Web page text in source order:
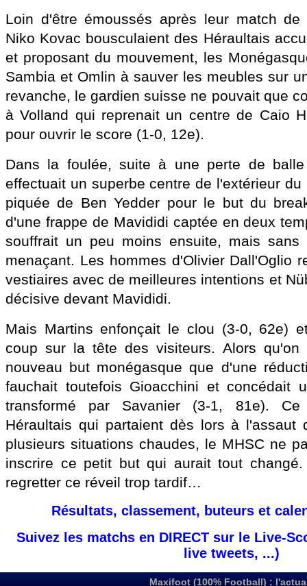
Loin d'être émoussés après leur match
Niko Kovac bousculaient des Héraultais
et proposant du mouvement, les
Sambia et Omlin à sauver les meubles sur
revanche, le gardien suisse ne pouvait que
à Volland qui reprenait un centre de Caio
pour ouvrir le score (1-0, 12e).
Dans la foulée, suite à une perte de
effectuait un superbe centre de l'extérieur
piquée de Ben Yedder pour le but du
d'une frappe de Mavididi captée en deux
souffrait un peu moins ensuite, mais sans
menaçant. Les hommes d'Olivier Dall'Oglio
vestiaires avec de meilleures intentions et
décisive devant Mavididi.
Mais Martins enfonçait le clou (3-0, 62e)
coup sur la tête des visiteurs. Alors qu'on
nouveau but monégasque que d'une
fauchait toutefois Gioacchini et concédait
transformé par Savanier (3-1, 81e).
Héraultais qui partaient dès lors à l'assaut
plusieurs situations chaudes, le MHSC ne
inscrire ce petit but qui aurait tout
regretter ce réveil trop tardif…
Résultats, classement, buteurs et
Suivez les matchs en DIRECT sur le Live-
live tweets, ...)
Maxifoot (100% Football) :